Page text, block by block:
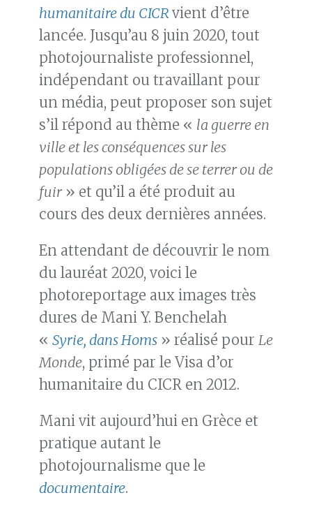
humanitaire du CICR vient d’être
lancée. Jusqu’au 8 juin 2020, tout
photojournaliste professionnel,
indépendant ou travaillant pour
un média, peut proposer son sujet
s’il répond au thème « la guerre en
ville et les conséquences sur les
populations obligées de se terrer ou de
fuir » et qu’il a été produit au
cours des deux dernières années.
En attendant de découvrir le nom
du lauréat 2020, voici le
photoreportage aux images très
dures de Mani Y. Benchelah
« Syrie, dans Homs » réalisé pour Le
Monde, primé par le Visa d’or
humanitaire du CICR en 2012.
Mani vit aujourd’hui en Grèce et
pratique autant le
photojournalisme que le
documentaire.